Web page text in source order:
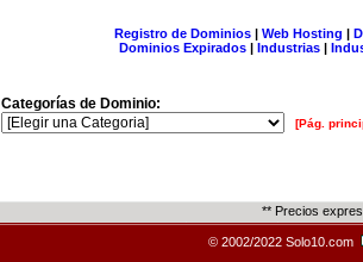
Registro de Dominios| Web Hosting |
Dominios Expirados | Industrias |
Categorías de Dominio:
[Pág.
** Precios
© 2002/2022 Solo10.com